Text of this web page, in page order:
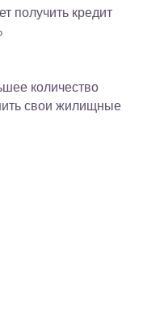
получить кредит
количество
свои жилищные